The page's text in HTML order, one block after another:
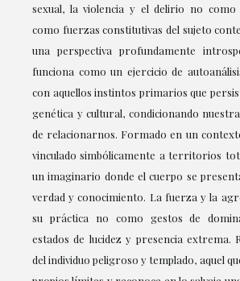
sexual, la violencia y el delirio no como
como fuerzas constitutivas del sujeto
una perspectiva profundamente
funciona como un ejercicio de
con aquellos instintos primarios que
genética y cultural, condicionando
de relacionarnos. Formado en un
vinculado simbólicamente a territorios
un imaginario donde el cuerpo se
verdad y conocimiento. La fuerza y la
su práctica no como gestos de
estados de lucidez y presencia extrema.
del individuo peligroso y templado, aquel